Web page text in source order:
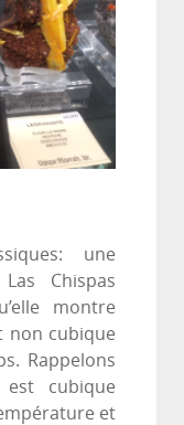
une
Chispas
montre
non cubique
Rappelons
cubique
et